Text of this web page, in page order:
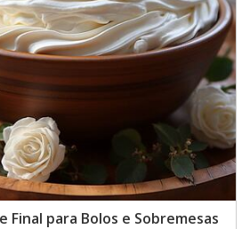
Final para Bolos e Sobremesas